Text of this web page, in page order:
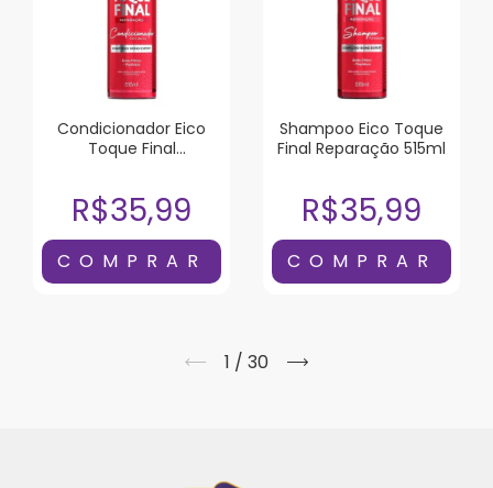
Condicionador Eico
Toque Final
R$35,99
Shampoo Eico Toque
Final Reparação 515ml
R$35,99
1 / 30